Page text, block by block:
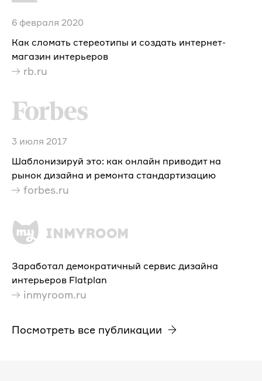
6 февраля 2020
Как сломать стереотипы и создать интернет-
магазин интерьеров
rb.ru
3 июля 2017
Шаблонизируй это: как онлайн приводит на
рынок дизайна и ремонта стандартизацию
forbes.ru
Заработал демократичный сервис дизайна
интерьеров Flatplan
inmyroom.ru
Посмотреть все публикации